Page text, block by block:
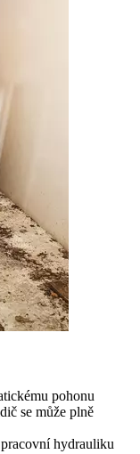
pohonu
se může plně
hydrauliku